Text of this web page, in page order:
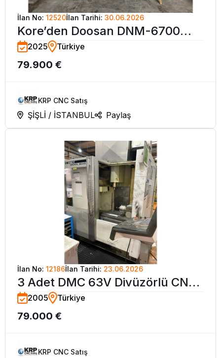
İlan No: 12520İlan Tarihi: 30.06.2026
Kore’den Doosan DNM-6700
CNC İşleme Merkezi-2025
2025 Türkiye
79.900 €
KRP CNC Satış
ŞİŞLİ / İSTANBUL Paylaş
İlan No: 12186İlan Tarihi: 23.06.2026
3 Adet DMC 63V Divüzörlü CNC
İşleme Merkezi-2005
2005 Türkiye
79.000 €
KRP CNC Satış